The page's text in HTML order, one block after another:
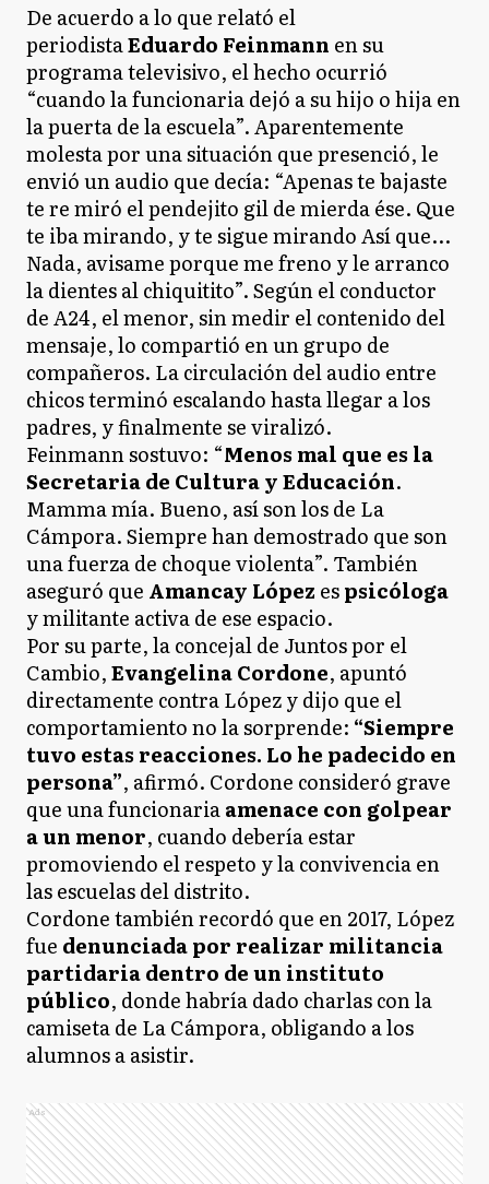
De acuerdo a lo que relató el
periodistaEduardo Feinmann en su
programa televisivo, el hecho ocurrió
“cuando la funcionaria dejó a su hijo o hija en
la puerta de la escuela”. Aparentemente
molesta por una situación que presenció, le
envió un audio que decía: “Apenas te bajaste
te re miró el pendejito gil de mierda ése. Que
te iba mirando, y te sigue mirando Así que...
Nada, avisame porque me freno y le arranco
la dientes al chiquitito”. Según el conductor
de A24, el menor, sin medir el contenido del
mensaje, lo compartió en un grupo de
compañeros. La circulación del audio entre
chicos terminó escalando hasta llegar a los
padres, y finalmente se viralizó.
Feinmann sostuvo: “Menos mal que es la
Secretaria de Cultura y Educación.
Mamma mía. Bueno, así son los de La
Cámpora. Siempre han demostrado que son
una fuerza de choque violenta”. También
aseguró que Amancay López espsicóloga
y militante activa de ese espacio.
Por su parte, la concejal de Juntos por el
Cambio,Evangelina Cordone, apuntó
directamente contra López y dijo que el
comportamiento no la sorprende: “Siempre
tuvo estas reacciones. Lo he padecido en
persona”, afirmó. Cordone consideró grave
que una funcionariaamenace con golpear
a un menor, cuando debería estar
promoviendo el respeto y la convivencia en
las escuelas del distrito.
Cordone también recordó que en 2017, López
fue denunciada por realizar militancia
partidaria dentro de un instituto
público, donde habría dado charlas con la
camiseta de La Cámpora, obligando a los
alumnos a asistir.
Ads